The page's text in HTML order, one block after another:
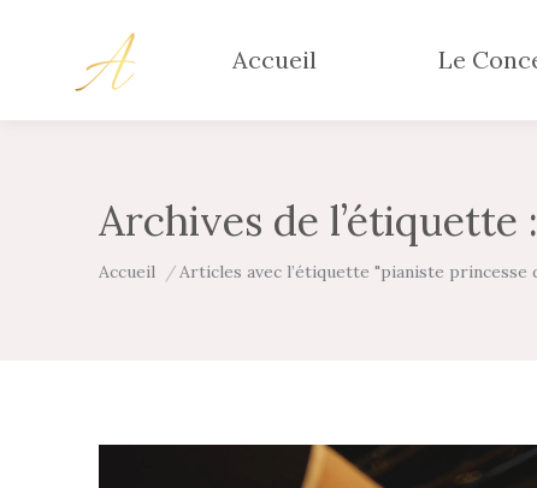
Accueil Le
Archives de l’étiquette :
Vous êtes ici :
Accueil Articles avec l’étiquette "pianiste princesse